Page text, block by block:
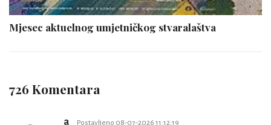
Mjesec aktuelnog umjetničkog stvaralaštva
726 Komentara
a Postavljeno 08-07-2026 11:12:19